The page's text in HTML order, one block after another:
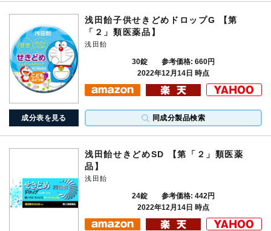
成分表を見る 同成分製品検索
浅田飴子供せきどめドロップG 【第
「２」類医薬品】
浅田飴
30錠
参考価格: 660円
2022年12月14日 時点
浅田飴せきどめSD 【第「２」類医薬
品】
浅田飴
24錠
参考価格: 442円
2022年12月14日 時点